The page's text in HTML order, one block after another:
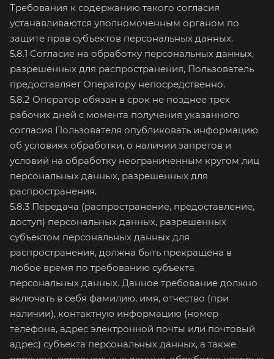
Требования к содержанию такого согласия
устанавливаются уполномоченным органом по
защите прав субъектов персональных данных.
5.8.1 Согласие на обработку персональных данных,
разрешенных для распространения, Пользователь
предоставляет Оператору непосредственно.
5.8.2 Оператор обязан в срок не позднее трех
рабочих дней с момента получения указанного
согласия Пользователя опубликовать информацию
об условиях обработки, о наличии запретов и
условий на обработку неограниченным кругом лиц
персональных данных, разрешенных для
распространения.
5.8.3 Передача (распространение, предоставление,
доступ) персональных данных, разрешенных
субъектом персональных данных для
распространения, должна быть прекращена в
любое время по требованию субъекта
персональных данных. Данное требование должно
включать в себя фамилию, имя, отчество (при
наличии), контактную информацию (номер
телефона, адрес электронной почты или почтовый
адрес) субъекта персональных данных, а также